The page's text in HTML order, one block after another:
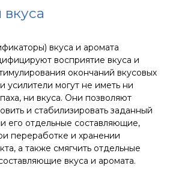
вкуса и аромата
восприятие вкуса и
окончаний вкусовых
усилители могут не иметь ни
ни вкуса. Они позволяют
и стабилизировать заданный
его отдельные составляющие,
переработке и хранении
а также смягчить отдельные
вкуса и аромата.